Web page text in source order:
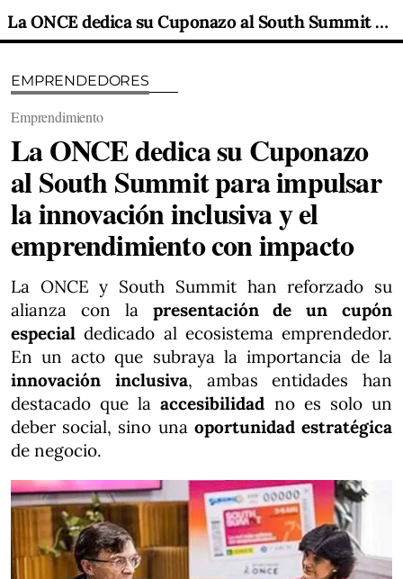
La ONCE dedica su Cuponazo al South Summit para impulsar la innovación inclusiva y el emprendimiento con impacto
EMPRENDEDORES
Emprendimiento
La ONCE dedica su Cuponazo
al South Summit para impulsar
la innovación inclusiva y el
emprendimiento con impacto
La ONCE y South Summit han reforzado su
alianza con la presentación de un cupón
especial dedicado al ecosistema emprendedor.
En un acto que subraya la importancia de la
innovación inclusiva, ambas entidades han
destacado que laaccesibilidad no es solo un
deber social, sino una oportunidad estratégica
de negocio.